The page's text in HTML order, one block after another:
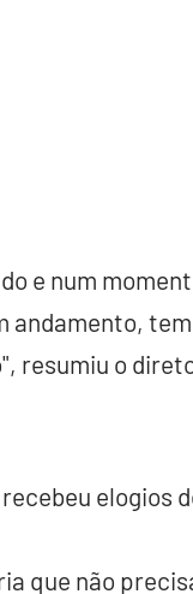
e num
andamento,
resumiu o
elogios
que não